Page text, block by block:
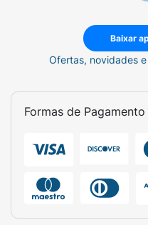
Baixar
Ofertas, novidades
Formas de Pagamento